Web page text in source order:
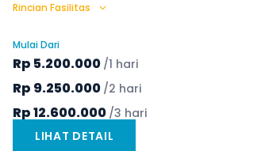
AC (Air Conditioner)
Microphone untuk karaoke
Rincian Fasilitas
Mulai Dari
Rp 5.200.000 /1 hari
Rp 9.250.000 /2 hari
Rp12.600.000 /3 hari
LIHAT DETAIL